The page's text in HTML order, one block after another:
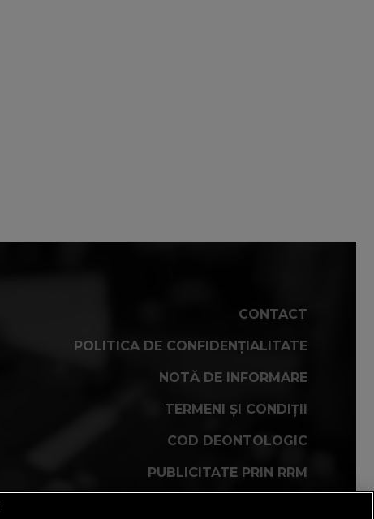
CONTACT
POLITICA DE CONFIDENȚIALITATE
NOTĂ DE INFORMARE
TERMENI ȘI CONDIȚII
COD DEONTOLOGIC
PUBLICITATE PRIN RRM